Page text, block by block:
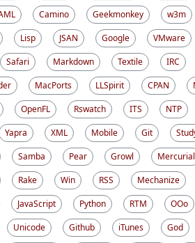
Camino Geekmonkey w3m
Lisp JSAN Google VMware
Safari Markdown Textile IRC
MacPorts LLSpirit CPAN
OpenFL Rswatch ITS NTP
Yapra XML Mobile Git
Samba Pear Growl Mercurial
Rake Win RSS Mechanize
JavaScript Python RTM OOo
Unicode Github iTunes God